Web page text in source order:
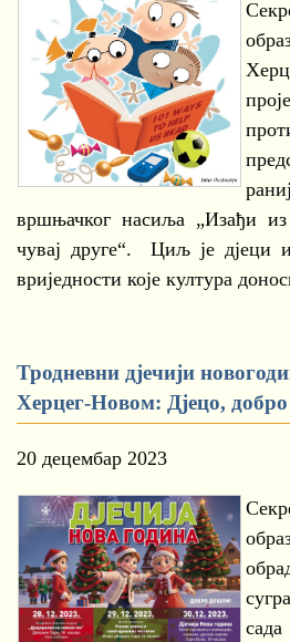
вршњачког насиља „Изађи из
чувај друге“. Циљ је дјеци
вриједности које култура
Тродневни дјечији
Херцег-Новом: Дјецо,
20 децембар 2023